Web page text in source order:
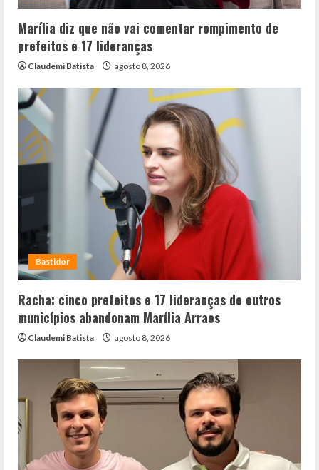
Marília diz que não vai comentar rompimento de
prefeitos e 17 lideranças
Claudemi Batista agosto 8, 2026
Bastidor
Racha: cinco prefeitos e 17 lideranças de outros
municípios abandonam Marília Arraes
Claudemi Batista agosto 8, 2026